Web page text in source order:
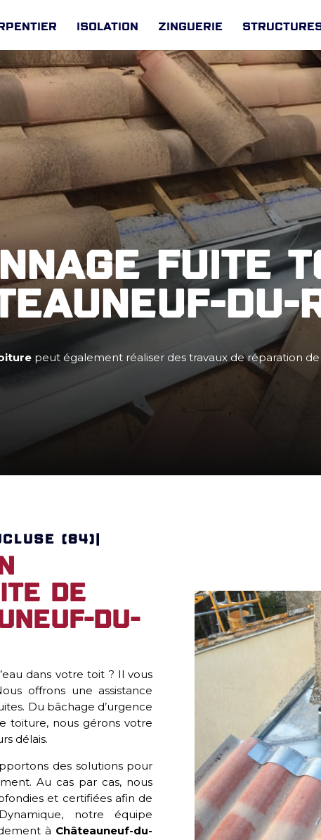
Isolation Zinguerie
fuite
du-
peut également réaliser des travaux de réparation
(84)|
de
du-
dans votre toit ? Il vous
offrons une assistance
Du bâchage d’urgence
toiture, nous gérons votre
délais.
des solutions pour
Au cas par cas, nous
et certifiées afin de
notre équipe
à Châteauneuf-du-